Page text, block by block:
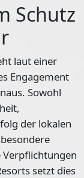
Schutz
laut einer
Engagement
Sowohl
der lokalen
setzt dies